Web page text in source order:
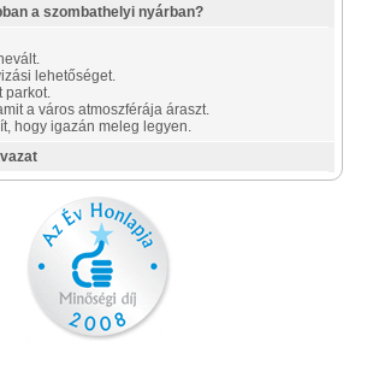
a szombathelyi nyárban?
lehetőséget.
parkot.
a város atmoszférája áraszt.
hogy igazán meleg legyen.